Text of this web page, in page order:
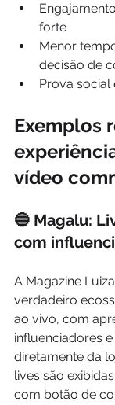
forte
Menor
decisão de
Prova
Exemplos
vídeo
🔵 Magalu:
com
A Magazine
verdadeiro
ao vivo, com
influenciadores
diretamente da
lives são
com botão de